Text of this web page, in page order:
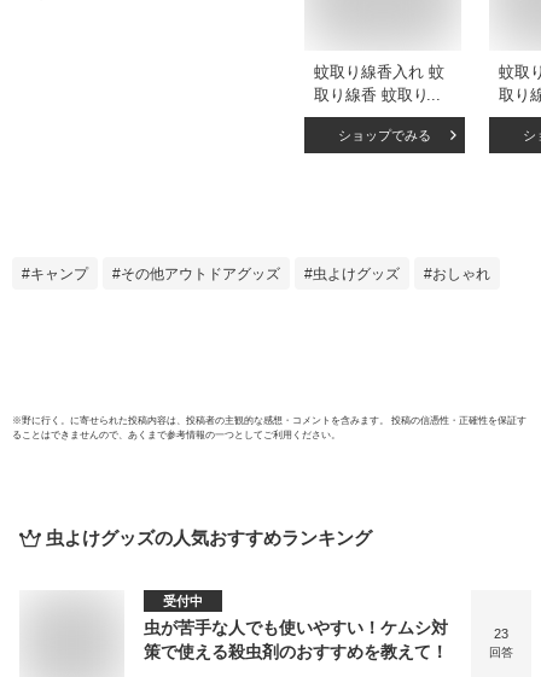
蚊取り線香入れ 蚊
取り線香 蚊取り線
香ホルダー 単品 蓋
なし ガラス スチー
蚊やり かやり ホル
ショップでみる
蚊取
取り
香ホ
ルシ
キャンプ その他アウトドアグッズ 虫よけグッズ おしゃれ
※野に行く。 に寄せられた投稿内容は、投稿者の主観的な感想・コメントを含みます。 投稿の信憑性・正確性を保証す
ることはできませんので、あくまで参考情報の一つとしてご利用ください。
虫よけグッズの人気おすすめランキング
受付中
虫が苦手な人でも使いやすい！ケムシ対
策で使える殺虫剤のおすすめを教えて！
23
回答